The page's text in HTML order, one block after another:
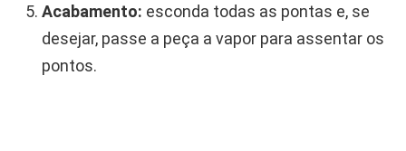
Acabamento: esconda todas as pontas e, se
desejar, passe a peça a vapor para assentar os
pontos.